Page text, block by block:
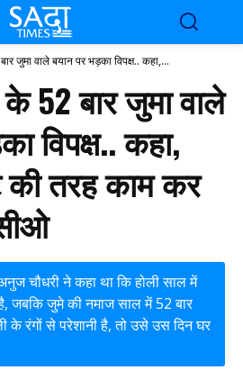
जुमा वाले बयान पर भड़का विपक्ष.. कहा,...
52 बार जुमा वाले
विपक्ष.. कहा,
तरह काम कर
चौधरी ने कहा था कि होली साल में
जबकि जुमे की नमाज साल में 52 बार
के रंगों से परेशानी है, तो उसे उस दिन घर